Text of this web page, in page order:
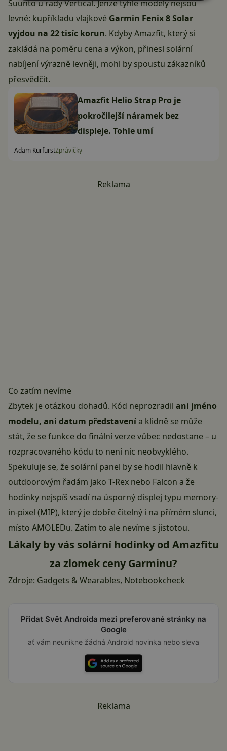
Suunto u řady Vertical. Jenže tyhle modely nejsou
levné: kupříkladu vlajkové Garmin Fenix 8 Solar
vyjdou na 22 tisíc korun. Kdyby Amazfit, který si
zakládá na poměru cena a výkon, přinesl solární
nabíjení výrazně levněji, mohl by spoustu zákazníků
přesvědčit.
Amazfit Helio Strap Pro je
pokročilejší náramek bez
displeje. Tohle umí
Adam KurfürstZprávičky
Reklama
Co zatím nevíme
Zbytek je otázkou dohadů. Kód neprozradil ani jméno
modelu, ani datum představenía klidně se může
stát, že se funkce do finální verze vůbec nedostane – u
rozpracovaného kódu to není nic neobvyklého.
Spekuluje se, že solární panel by se hodil hlavně k
outdoorovým řadám jako T-Rex nebo Falcon a že
hodinky nejspíš vsadí na úsporný displej typu memory-
in-pixel (MIP), který je dobře čitelný i na přímém slunci,
místo AMOLEDu. Zatím to ale nevíme s jistotou.
Lákaly by vás solární hodinky od Amazfitu
za zlomek ceny Garminu?
Zdroje: Gadgets & Wearables, Notebookcheck
Přidat Svět Androida mezi preferované stránky na
Google
ať vám neunikne žádná Android novinka nebo sleva
Reklama